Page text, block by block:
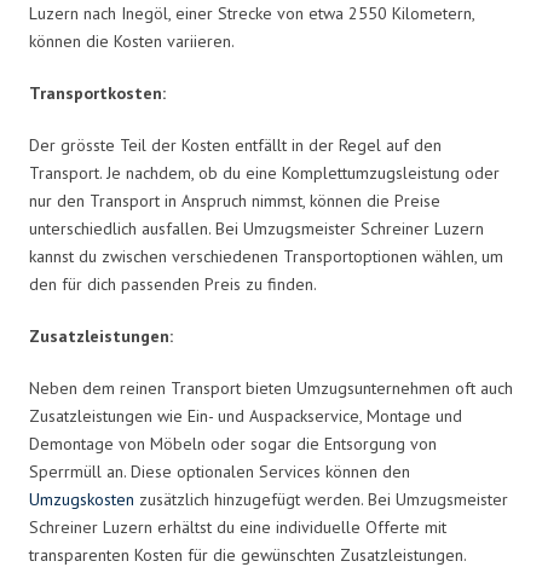
Luzern nach Inegöl, einer Strecke von etwa 2550 Kilometern,
können die Kosten variieren.
Transportkosten:
Der grösste Teil der Kosten entfällt in der Regel auf den
Transport. Je nachdem, ob du eine Komplettumzugsleistung oder
nur den Transport in Anspruch nimmst, können die Preise
unterschiedlich ausfallen. Bei Umzugsmeister Schreiner Luzern
kannst du zwischen verschiedenen Transportoptionen wählen, um
den für dich passenden Preis zu finden.
Zusatzleistungen:
Neben dem reinen Transport bieten Umzugsunternehmen oft auch
Zusatzleistungen wie Ein- und Auspackservice, Montage und
Demontage von Möbeln oder sogar die Entsorgung von
Sperrmüll an. Diese optionalen Services können den
Umzugskosten zusätzlich hinzugefügt werden. Bei Umzugsmeister
Schreiner Luzern erhältst du eine individuelle Offerte mit
transparenten Kosten für die gewünschten Zusatzleistungen.